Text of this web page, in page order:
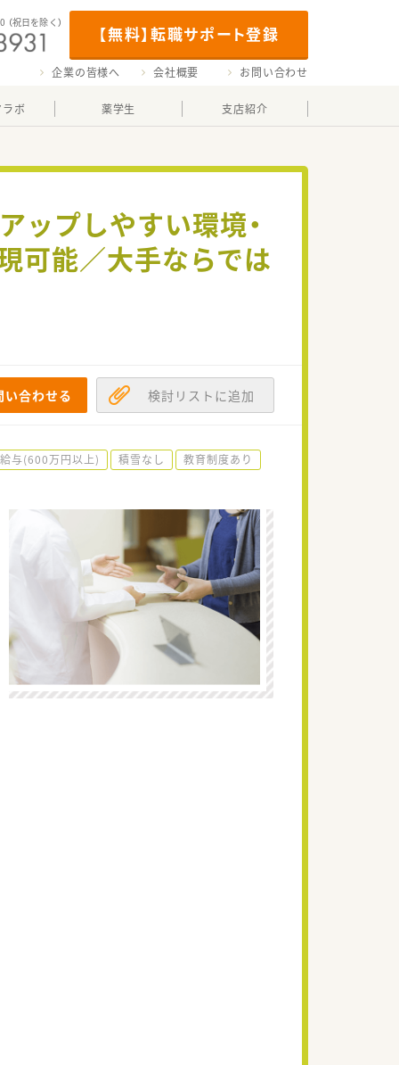
【無料】転職サポート登録
（祝日を除く）
企業の皆様へ 会社概要 お問い合わせ
ボ 薬学生 支店紹介
ップしやすい環境・
可能／大手ならでは
い合わせる 検討リストに追加
与(600万円以上) 積雪なし
教育制度あり